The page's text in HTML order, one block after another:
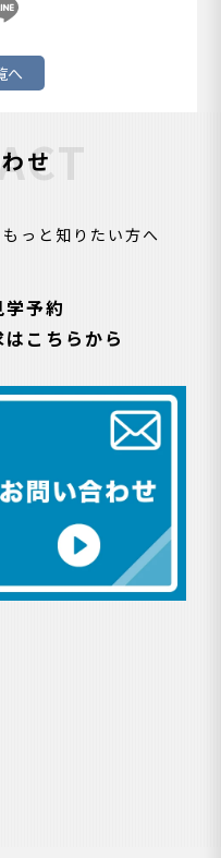
へ
せ
っと知りたい方へ
予約
こちらから